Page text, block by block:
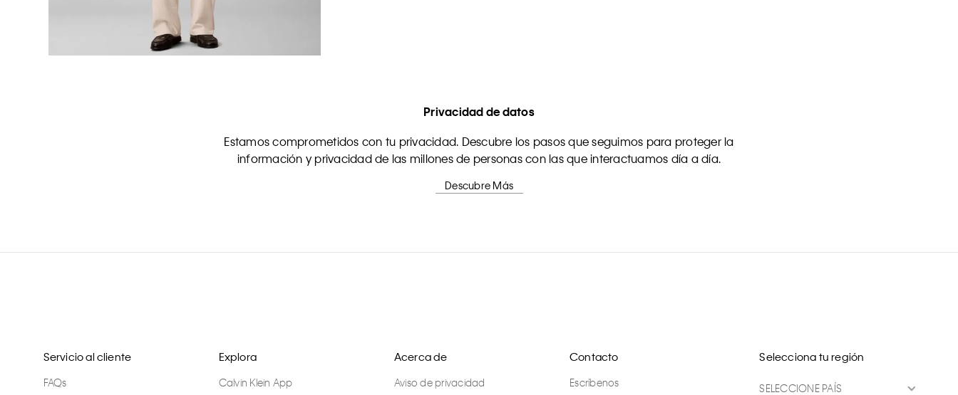
Privacidad de datos
Estamos comprometidos con tu privacidad. Descubre los pasos que seguimos para proteger la
información y privacidad de las millones de personas con las que interactuamos día a día.
Descubre Más
Servicio al cliente
FAQs
Explora
Calvin Klein App
Acerca de
Aviso de privacidad
Contacto
Escríbenos
Selecciona tu región
SELECCIONE PAÍS